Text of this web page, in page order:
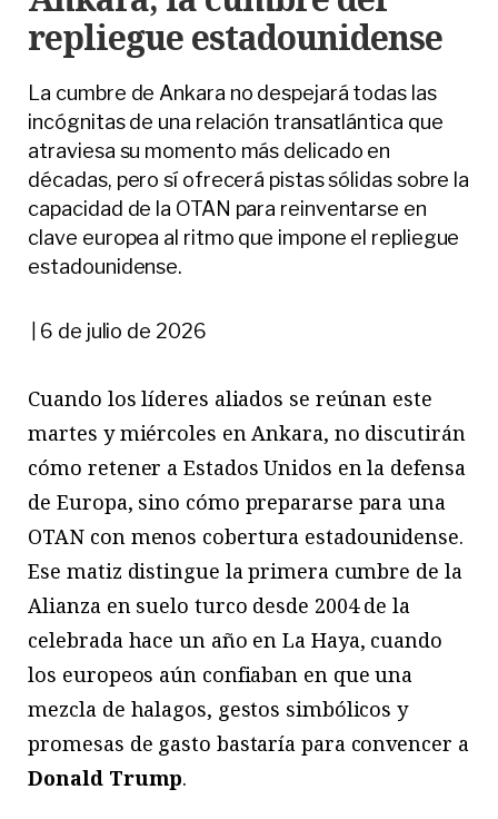
repliegue estadounidense
La cumbre de Ankara no despejará todas las
incógnitas de una relación transatlántica que
atraviesa su momento más delicado en
décadas, pero sí ofrecerá pistas sólidas sobre la
capacidad de la OTAN para reinventarse en
clave europea al ritmo que impone el repliegue
estadounidense.
6 de julio de 2026
Cuando los líderes aliados se reúnan este
martes y miércoles en Ankara, no discutirán
cómo retener a Estados Unidos en la defensa
de Europa, sino cómo prepararse para una
OTAN con menos cobertura estadounidense.
Ese matiz distingue la primera cumbre de la
Alianza en suelo turco desde 2004 de la
celebrada hace un año en La Haya, cuando
los europeos aún confiaban en que una
mezcla de halagos, gestos simbólicos y
promesas de gasto bastaría para convencer a
Donald Trump.